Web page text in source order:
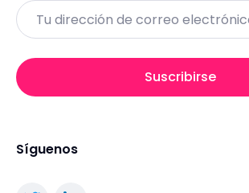
Email
Suscribirse
Síguenos